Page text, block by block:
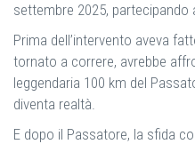
settembre 2025, partecipando
Prima dell’intervento aveva
tornato a correre, avrebbe
leggendaria 100 km del
diventa realtà.
E dopo il Passatore, la sfida